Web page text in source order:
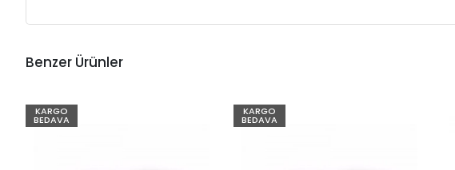
Benzer Ürünler
KARGO
BEDAVA
KARGO
BEDAVA